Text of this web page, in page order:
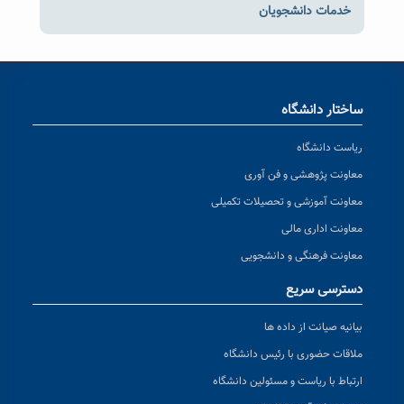
خدمات دانشجویان
ساختار دانشگاه
ریاست دانشگاه
معاونت پژوهشی و فن آوری
معاونت آموزشی و تحصیلات تکمیلی
معاونت اداری مالی
معاونت فرهنگی و دانشجویی
دسترسی سریع
بیانیه صیانت از داده ها
ملاقات حضوری با رئیس دانشگاه
ارتباط با ریاست و مسئولین دانشگاه